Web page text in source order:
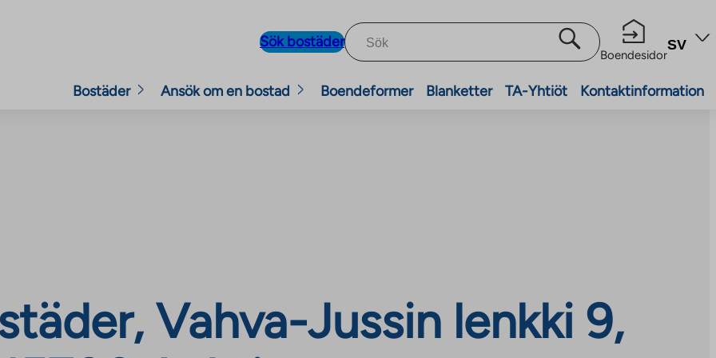
Sök bostäder
Boendesidor
SV
Bostäder Ansök om en bostad Boendeformer Blanketter TA-Yhtiöt Kontaktinformation
Vahva-Jussin lenkki 9,